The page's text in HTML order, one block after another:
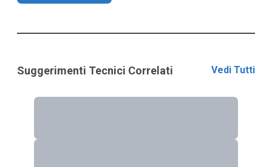
Suggerimenti Tecnici Correlati Vedi Tutti